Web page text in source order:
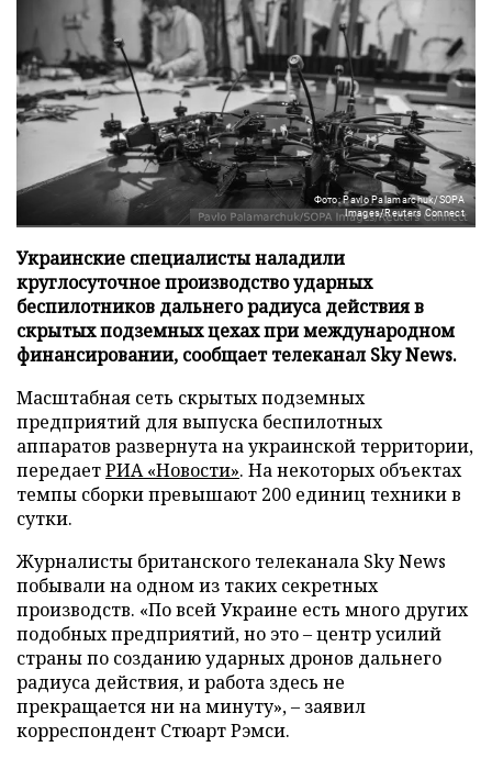
Фото: Pavlo Palamarchuk/SOPA
Images/Reuters Connect
Украинские специалисты наладили
круглосуточное производство ударных
беспилотников дальнего радиуса действия в
скрытых подземных цехах при международном
финансировании, сообщает телеканал Sky News.
Масштабная сеть скрытых подземных
предприятий для выпуска беспилотных
аппаратов развернута на украинской территории,
передаетРИА «Новости». На некоторых объектах
темпы сборки превышают 200 единиц техники в
сутки.
Журналисты британского телеканала Sky News
побывали на одном из таких секретных
производств. «По всей Украине есть много других
подобных предприятий, но это – центр усилий
страны по созданию ударных дронов дальнего
радиуса действия, и работа здесь не
прекращается ни на минуту», – заявил
корреспондент Стюарт Рэмси.